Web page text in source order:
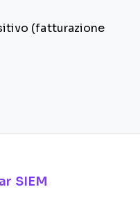
(fatturazione
SIEM